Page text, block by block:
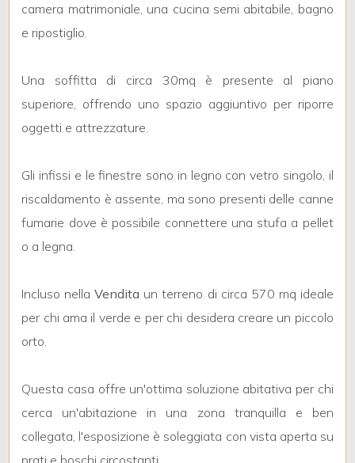
camera matrimoniale, una cucina semi abitabile, bagno
e ripostiglio.
Una soffitta di circa 30mq è presente al piano
superiore, offrendo uno spazio aggiuntivo per riporre
oggetti e attrezzature.
Gli infissi e le finestre sono in legno con vetro singolo, il
riscaldamento è assente, ma sono presenti delle canne
fumarie dove è possibile connettere una stufa a pellet
o a legna.
Incluso nellaVendita un terreno di circa 570 mq ideale
per chi ama il verde e per chi desidera creare un piccolo
orto.
Questa casa offre un'ottima soluzione abitativa per chi
cerca un'abitazione in una zona tranquilla e ben
collegata, l'esposizione è soleggiata con vista aperta su
2
3
4
5
5+
minimi
Qualsiasi
1
2